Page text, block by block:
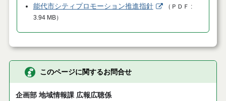
能代市シティプロモーション推進指針 （ ＰＤＦ
3.94 MB）
このページに関するお問合せ
企画部 地域情報課 広報広聴係